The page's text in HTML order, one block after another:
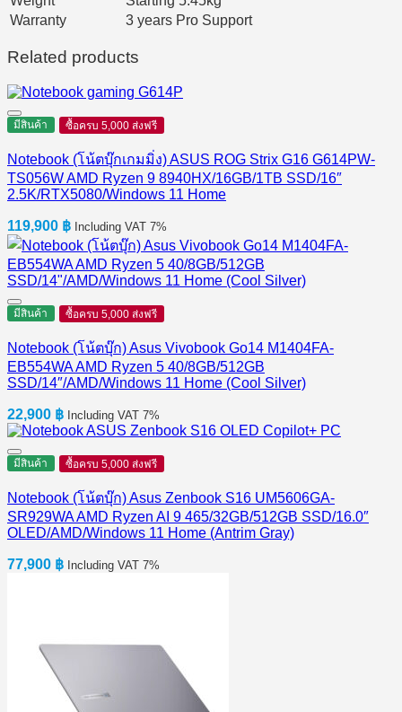
Warranty
3 years Pro Support
Related products
มีสินค้า ซื้อครบ 5,000 ส่งฟรี
Notebook (โน้ตบุ๊กเกมมิ่ง) ASUS ROG Strix G16 G614PW-
TS056W AMD Ryzen 9 8940HX/16GB/1TB SSD/16″
2.5K/RTX5080/Windows 11 Home
119,900 ฿ Including VAT 7%
มีสินค้า ซื้อครบ 5,000 ส่งฟรี
Notebook (โน้ตบุ๊ก) Asus Vivobook Go14 M1404FA-
EB554WA AMD Ryzen 5 40/8GB/512GB
SSD/14″/AMD/Windows 11 Home (Cool Silver)
22,900 ฿ Including VAT 7%
มีสินค้า ซื้อครบ 5,000 ส่งฟรี
Notebook (โน้ตบุ๊ก) Asus Zenbook S16 UM5606GA-
SR929WA AMD Ryzen AI 9 465/32GB/512GB SSD/16.0″
OLED/AMD/Windows 11 Home (Antrim Gray)
77,900 ฿ Including VAT 7%